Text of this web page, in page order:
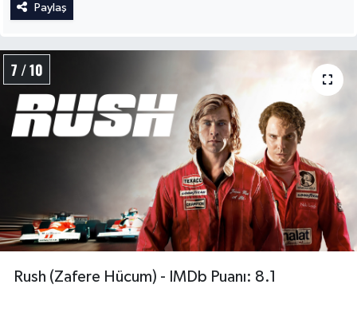
Paylaş
7 / 10
Rush (Zafere Hücum) - IMDb Puanı: 8.1